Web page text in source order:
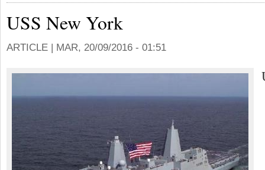
USS New York
ARTICLE | MAR, 20/09/2016 - 01:51